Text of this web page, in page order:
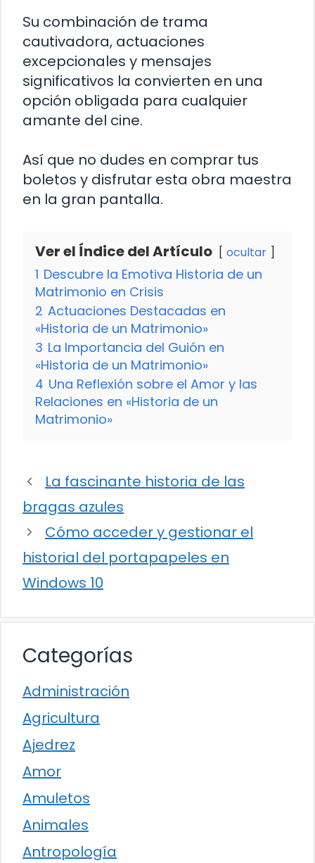
Su combinación de trama
cautivadora, actuaciones
excepcionales y mensajes
significativos la convierten en una
opción obligada para cualquier
amante del cine.
Así que no dudes en comprar tus
boletos y disfrutar esta obra maestra
en la gran pantalla.
Ver el Índice del Artículo ocultar
1 Descubre la Emotiva Historia de un
Matrimonio en Crisis
2 Actuaciones Destacadas en
«Historia de un Matrimonio»
3 La Importancia del Guión en
«Historia de un Matrimonio»
4 Una Reflexión sobre el Amor y las
Relaciones en «Historia de un
Matrimonio»
La fascinante historia de las
bragas azules
Cómo acceder y gestionar el
historial del portapapeles en
Windows 10
Categorías
Administración
Agricultura
Ajedrez
Amor
Amuletos
Animales
Antropología